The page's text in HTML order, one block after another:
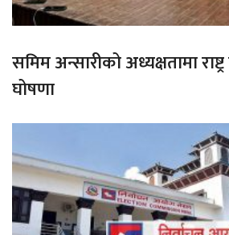
समिम अन्सारीको अध्यक्षतामा
घोषणा